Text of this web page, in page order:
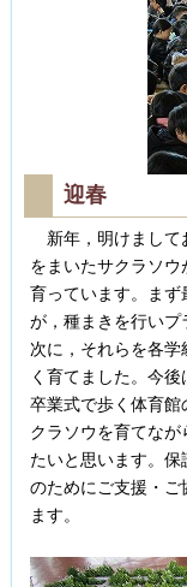
迎春
新年，明けまして
をまいたサクラソウ
育っています。まず
が，種まきを行いプ
次に，それらを各
く育てました。今
卒業式で歩く体育
クラソウを育てな
たいと思います。
のためにご支援・ご
ます。